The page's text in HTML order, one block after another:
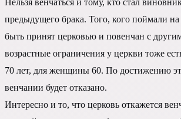
предыдущего брака. Того, кого поймали
быть принят церковью и повенчан с
возрастные ограничения у церкви тоже
70 лет, для женщины 60. По достижению
венчании будет отказано.
Интересно и то, что церковь откажется